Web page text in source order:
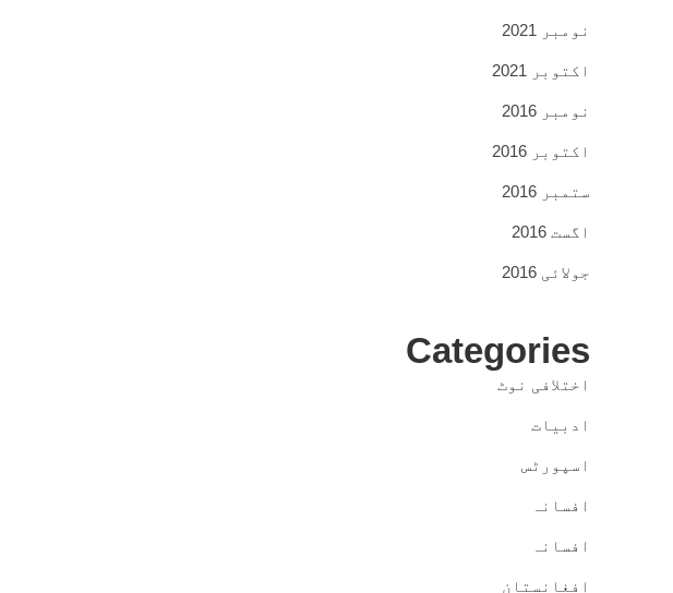
نومبر 2021
اکتوبر 2021
نومبر 2016
اکتوبر 2016
ستمبر 2016
اگست 2016
جولائی 2016
Categories
اختلافی نوٹ
ادبیات
اسپورٹس
افسانہ
افسانہ
افغانستان